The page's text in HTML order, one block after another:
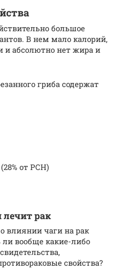
большое
В нем мало калорий,
и абсолютно нет жира и
гриба содержат
от РСН)
лечит рак
влиянии чаги на рак
вообще какие-либо
свойства?